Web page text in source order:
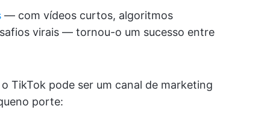
— com vídeos curtos, algoritmos
virais — tornou-o um sucesso entre
TikTok pode ser um canal de marketing
porte: